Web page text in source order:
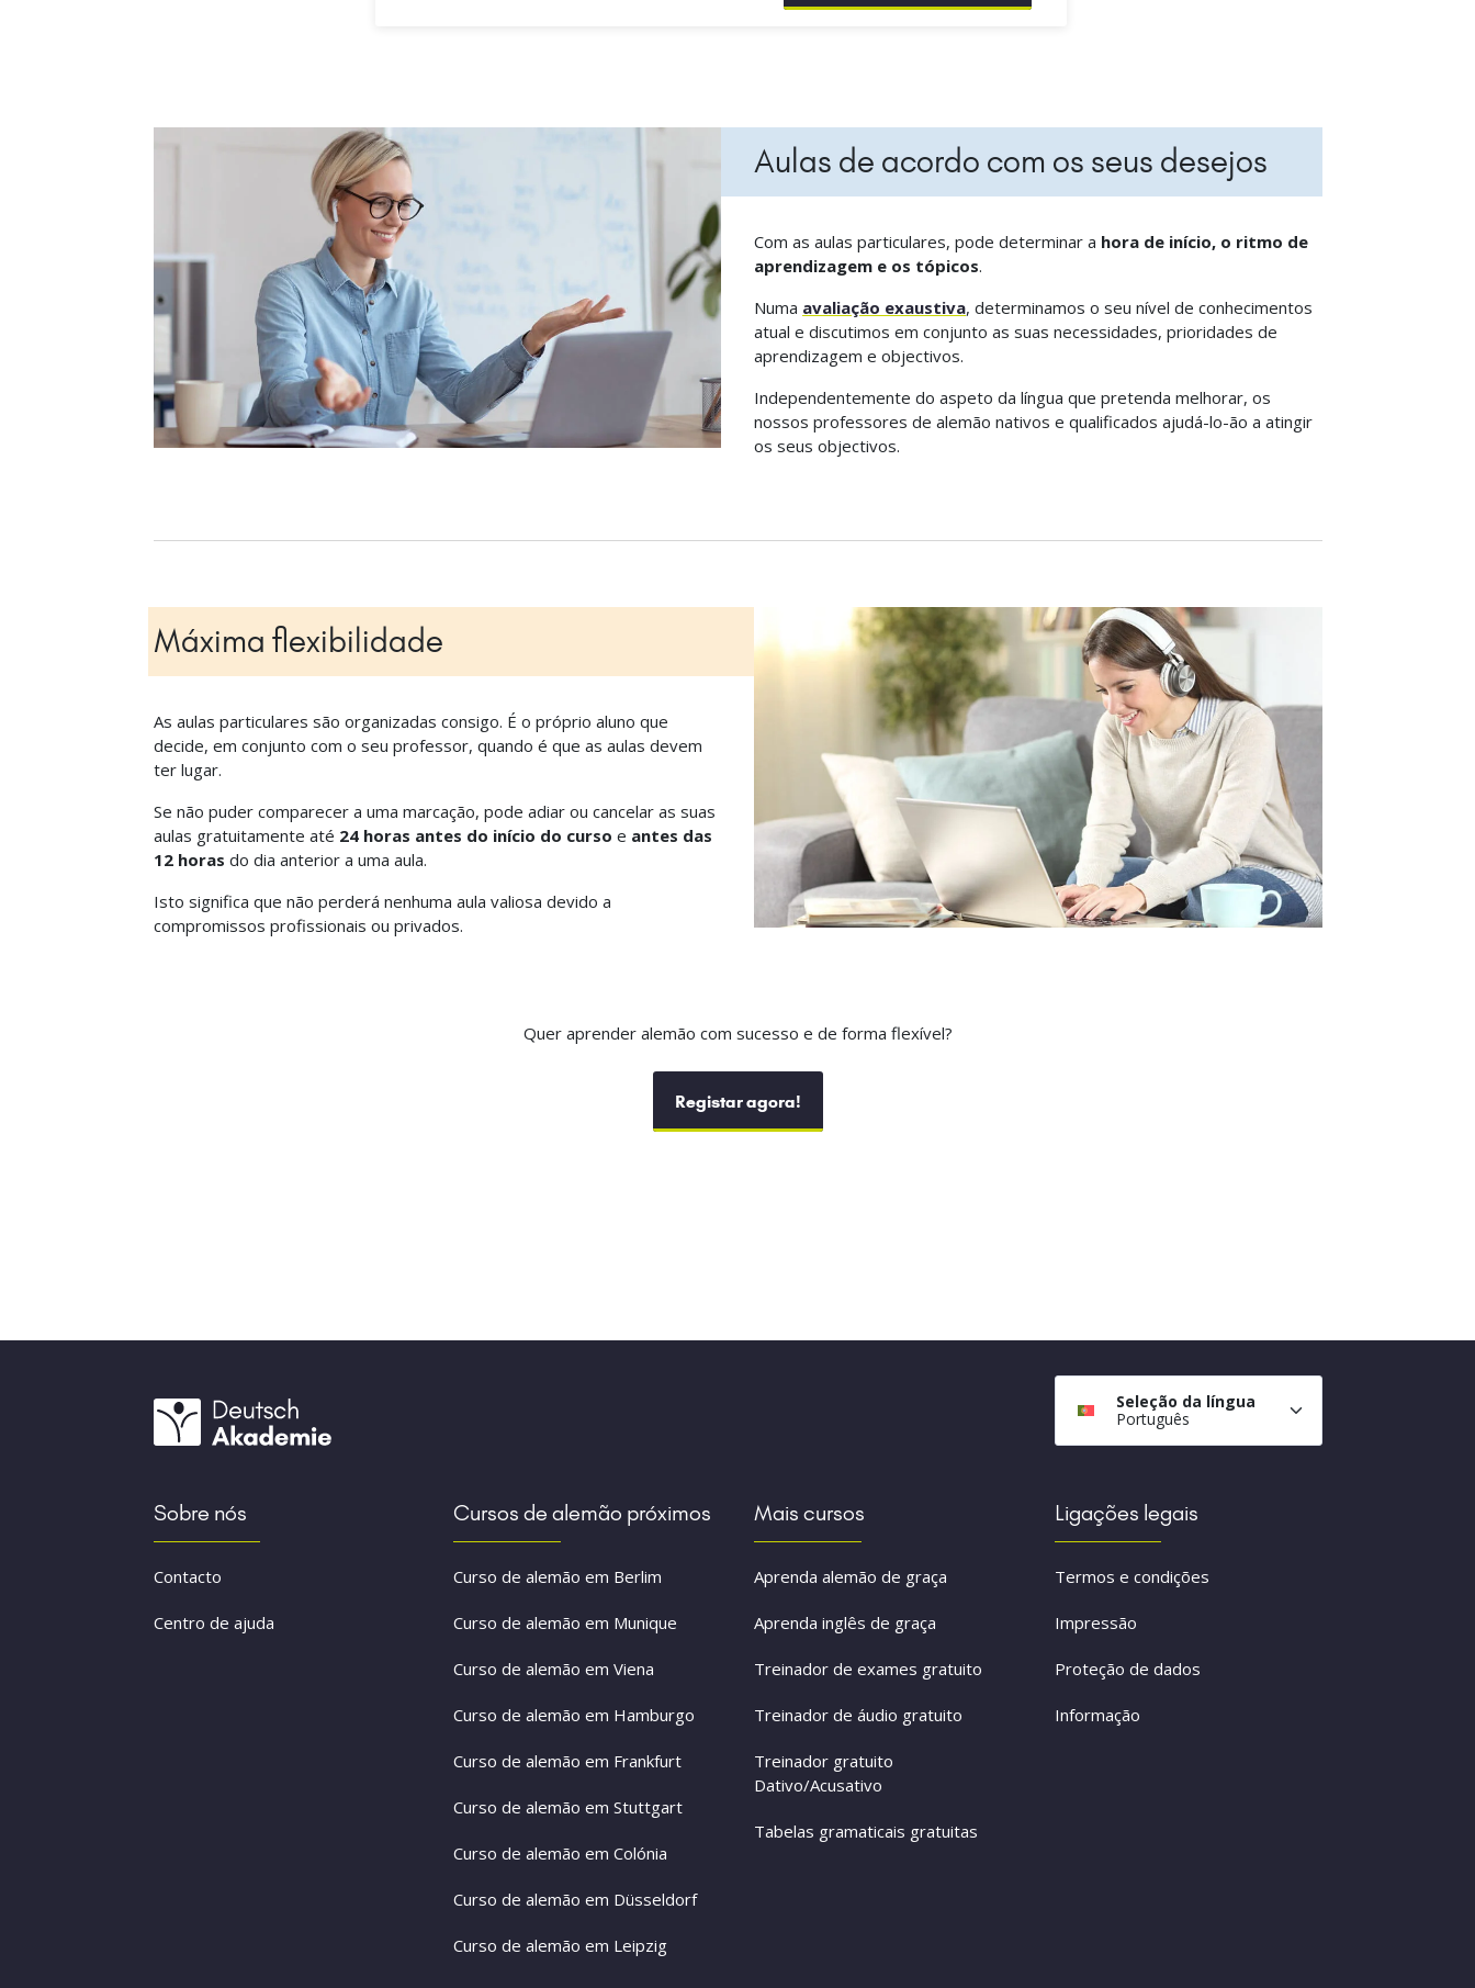
Aulas de acordo com os seus desejos
Com as aulas particulares, pode determinar a hora de início, o ritmo de
aprendizagem e os tópicos.
Numa avaliação exaustiva, determinamos o seu nível de conhecimentos
atual e discutimos em conjunto as suas necessidades, prioridades de
aprendizagem e objectivos.
Independentemente do aspeto da língua que pretenda melhorar, os
nossos professores de alemão nativos e qualificados ajudá-lo-ão a atingir
os seus objectivos.
Máxima flexibilidade
As aulas particulares são organizadas consigo. É o próprio aluno que
decide, em conjunto com o seu professor, quando é que as aulas devem
ter lugar.
Se não puder comparecer a uma marcação, pode adiar ou cancelar as suas
aulas gratuitamente até 24 horas antes do início do curso e antes das
12 horas do dia anterior a uma aula.
Isto significa que não perderá nenhuma aula valiosa devido a
compromissos profissionais ou privados.
Quer aprender alemão com sucesso e de forma flexível?
Registar agora!
Seleção da língua
Português
Sobre nós
Contacto
Centro de ajuda
Cursos de alemão próximos
Curso de alemão em Berlim
Curso de alemão em Munique
Curso de alemão em Viena
Curso de alemão em Hamburgo
Curso de alemão em Frankfurt
Curso de alemão em Stuttgart
Curso de alemão em Colónia
Curso de alemão em Düsseldorf
Curso de alemão em Leipzig
Mais cursos
Aprenda alemão de graça
Aprenda inglês de graça
Treinador de exames gratuito
Treinador de áudio gratuito
Treinador gratuito
Dativo/Acusativo
Tabelas gramaticais gratuitas
Ligações legais
Termos e condições
Impressão
Proteção de dados
Informação